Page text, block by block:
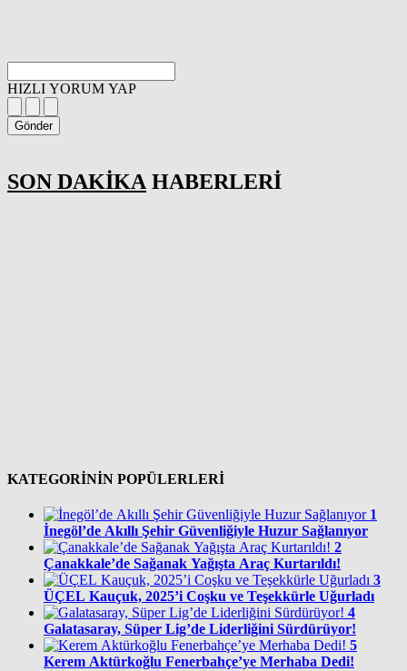
HIZLI YORUM YAP
Gönder
SON DAKİKA HABERLERİ
KATEGORİNİN POPÜLERLERİ
1
İnegöl’de Akıllı Şehir Güvenliğiyle Huzur Sağlanıyor
2
Çanakkale’de Sağanak Yağışta Araç Kurtarıldı!
3
ÜÇEL Kauçuk, 2025’i Coşku ve Teşekkürle Uğurladı
4
Galatasaray, Süper Lig’de Liderliğini Sürdürüyor!
5
Kerem Aktürkoğlu Fenerbahçe’ye Merhaba Dedi!